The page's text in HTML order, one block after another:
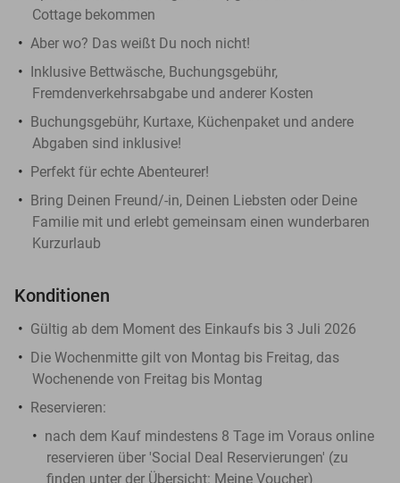
Cottage bekommen
Aber wo? Das weißt Du noch nicht!
Inklusive Bettwäsche, Buchungsgebühr,
Fremdenverkehrsabgabe und anderer Kosten
Buchungsgebühr, Kurtaxe, Küchenpaket und andere
Abgaben sind inklusive!
Perfekt für echte Abenteurer!
Bring Deinen Freund/-in, Deinen Liebsten oder Deine
Familie mit und erlebt gemeinsam einen wunderbaren
Kurzurlaub
Konditionen
Gültig ab dem Moment des Einkaufs bis 3 Juli 2026
Die Wochenmitte gilt von Montag bis Freitag, das
Wochenende von Freitag bis Montag
Reservieren:
nach dem Kauf mindestens 8 Tage im Voraus online
reservieren über 'Social Deal Reservierungen' (zu
finden unter der Übersicht: Meine Voucher)